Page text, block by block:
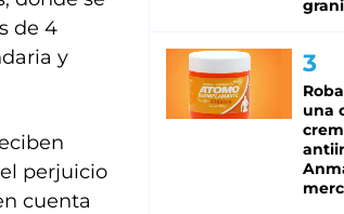
de 4
y
perjuicio
cuenta
una